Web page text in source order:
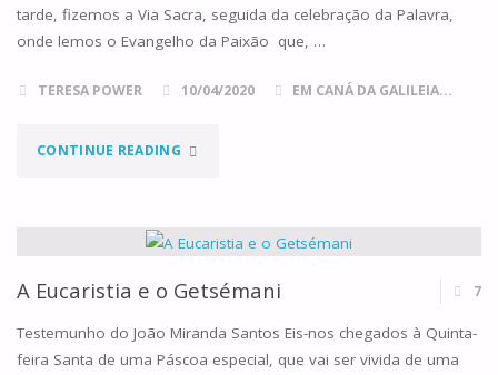
tarde, fizemos a Via Sacra, seguida da celebração da Palavra,
onde lemos o Evangelho da Paixão que, …
TERESA POWER 10/04/2020 EM CANÁ DA GALILEIA...
CONTINUE READING"O
DA
GRANDE
SEDE"
A Eucaristia e o Getsémani 7
Testemunho do João Miranda Santos Eis-nos chegados à Quinta-
feira Santa de uma Páscoa especial, que vai ser vivida de uma